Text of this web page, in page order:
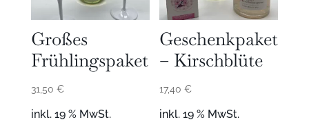
Großes
Frühlingspaket
31,50 €
inkl. 19 % MwSt.
Geschenkpaket
– Kirschblüte
17,40€
inkl. 19 % MwSt.